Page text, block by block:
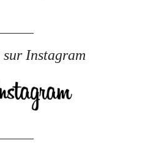
sur Instagram